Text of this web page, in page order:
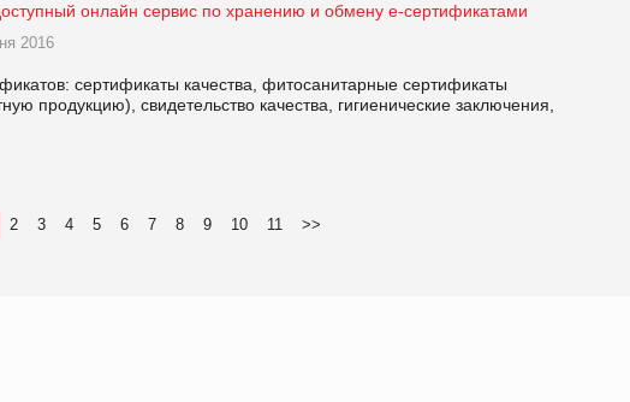
онлайн сервис по хранению и обмену e-сертификатами
2016
сертификаты качества, фитосанитарные сертификаты
продукцию), свидетельство качества, гигиенические заключения,
2 3 4 5 6 7 8 9 10 11 >>